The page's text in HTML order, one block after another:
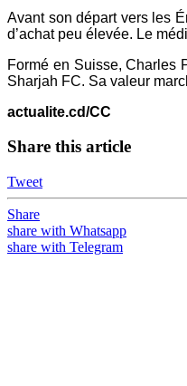
Avant son départ vers les
d’achat peu élevée. Le
Formé en Suisse, Charles
Sharjah FC. Sa valeur
actualite.cd/CC
Share this article
Tweet
Share
share with Whatsapp
share with Telegram